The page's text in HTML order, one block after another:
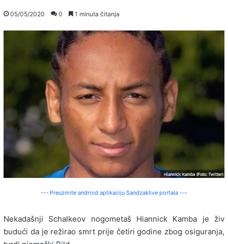
05/05/2020 0 1 minuta čitanja
--- Preuzmite android aplikaciju Sandzaklive portala ---
Nekadašnji Schalkeov nogometaš Hiannick Kamba je živ
budući da je režirao smrt prije četiri godine zbog osiguranja,